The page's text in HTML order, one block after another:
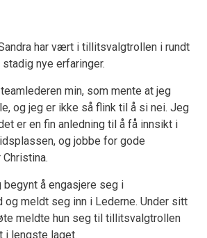
har vært i tillitsvalgtrollen i rundt
stadig nye erfaringer.
min, som mente at jeg
og jeg er ikke så flink til å si nei. Jeg
er en fin anledning til å få innsikt i
og jobbe for gode
begynt å engasjere seg i
meldt seg inn i Lederne. Under sitt
meldte hun seg til tillitsvalgtrollen
i lengste laget.